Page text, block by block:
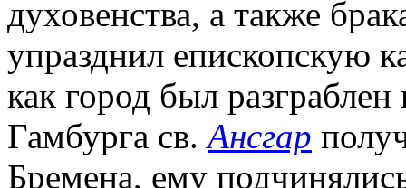
духовенства, а также
упразднил епископскую
как город был
Гамбурга св.Ансгар
Бремена, ему